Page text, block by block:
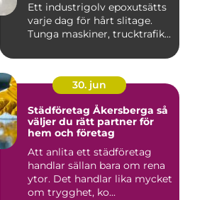
Ett industrigolv epoxutsätts
varje dag för hårt slitage.
Tunga maskiner, trucktrafik...
30. jun
Städföretag Åkersberga så
väljer du rätt partner för
hem och företag
Att anlita ett städföretag
handlar sällan bara om rena
ytor. Det handlar lika mycket
om trygghet, ko...